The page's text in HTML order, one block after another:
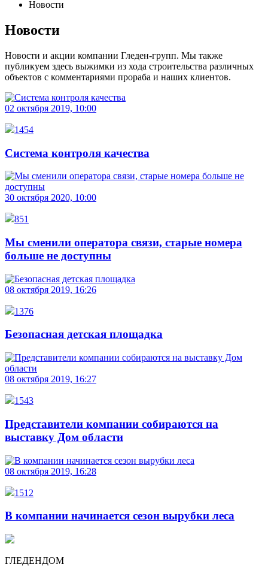
Новости
Новости
Новости и акции компании Гледен-групп. Мы также
публикуем здесь выжимки из хода строительства различных
объектов с комментариями прораба и наших клиентов.
02 октября 2019, 10:00
1454
Система контроля качества
30 октября 2020, 10:00
851
Мы сменили оператора связи, старые номера
больше не доступны
08 октября 2019, 16:26
1376
Безопасная детская площадка
08 октября 2019, 16:27
1543
Представители компании собираются на
выставку Дом области
08 октября 2019, 16:28
1512
В компании начинается сезон вырубки леса
ГЛЕДЕНДОМ